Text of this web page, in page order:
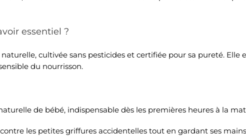
essentiel ?
cultivée sans pesticides et certifiée pour sa pureté.
du nourrisson.
de bébé, indispensable dès les premières heures à la
les petites griffures accidentelles tout en gardant ses